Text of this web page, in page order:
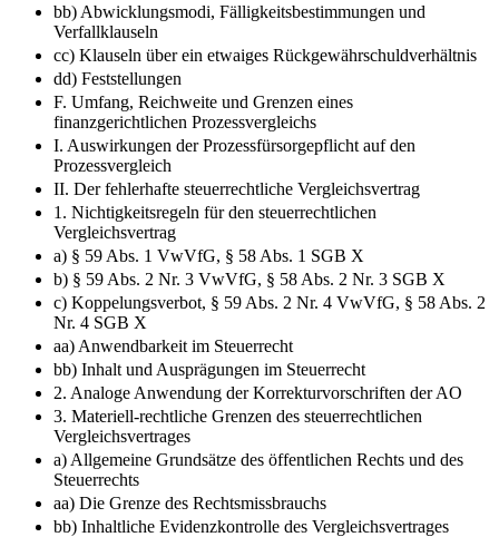
bb) Abwicklungsmodi, Fälligkeitsbestimmungen und
Verfallklauseln
cc) Klauseln über ein etwaiges Rückgewährschuldverhältnis
dd) Feststellungen
F. Umfang, Reichweite und Grenzen eines
finanzgerichtlichen Prozessvergleichs
I. Auswirkungen der Prozessfürsorgepflicht auf den
Prozessvergleich
II. Der fehlerhafte steuerrechtliche Vergleichsvertrag
1. Nichtigkeitsregeln für den steuerrechtlichen
Vergleichsvertrag
a) § 59 Abs. 1 VwVfG, § 58 Abs. 1 SGB X
b) § 59 Abs. 2 Nr. 3 VwVfG, § 58 Abs. 2 Nr. 3 SGB X
c) Koppelungsverbot, § 59 Abs. 2 Nr. 4 VwVfG, § 58 Abs. 2
Nr. 4 SGB X
aa) Anwendbarkeit im Steuerrecht
bb) Inhalt und Ausprägungen im Steuerrecht
2. Analoge Anwendung der Korrekturvorschriften der AO
3. Materiell-rechtliche Grenzen des steuerrechtlichen
Vergleichsvertrages
a) Allgemeine Grundsätze des öffentlichen Rechts und des
Steuerrechts
aa) Die Grenze des Rechtsmissbrauchs
bb) Inhaltliche Evidenzkontrolle des Vergleichsvertrages